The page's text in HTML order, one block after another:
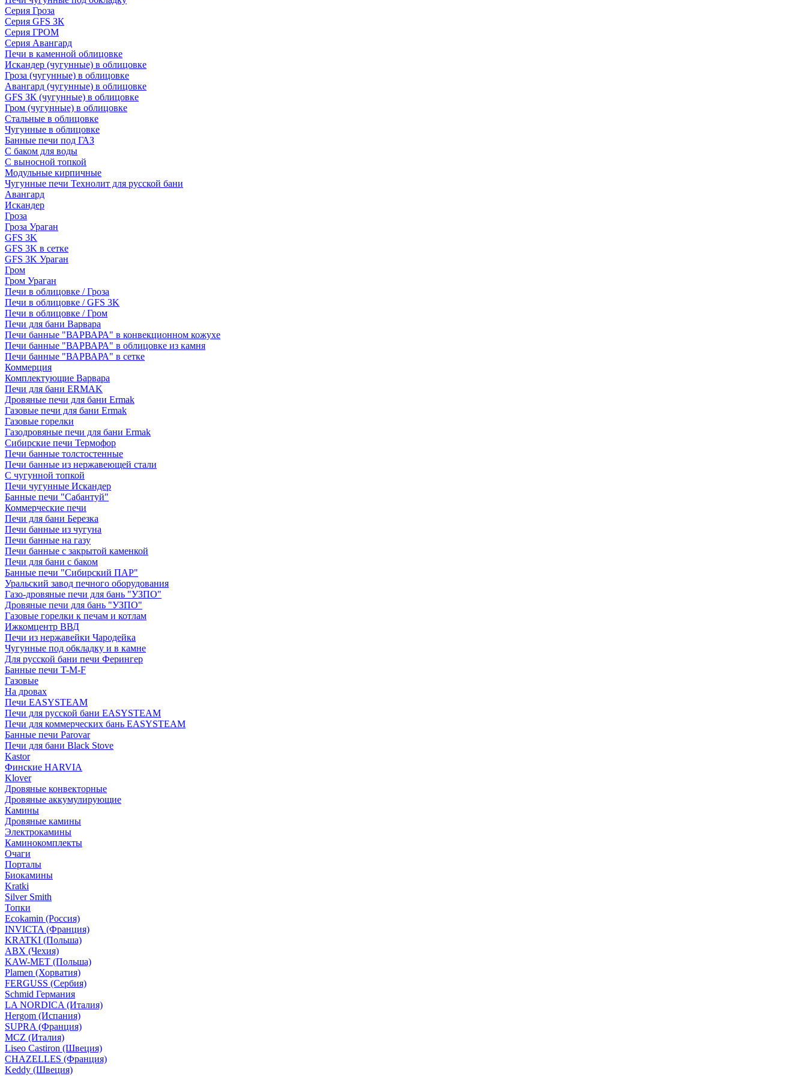
Серия Гроза
Серия GFS ЗК
Серия ГРОМ
Серия Авангард
Печи в каменной облицовке
Искандер (чугунные) в облицовке
Гроза (чугунные) в облицовке
Авангард (чугунные) в облицовке
GFS ЗК (чугунные) в облицовке
Гром (чугунные) в облицовке
Стальные в облицовке
Чугунные в облицовке
Банные печи под ГАЗ
С баком для воды
С выносной топкой
Модульные кирпичные
Чугунные печи Технолит для русской бани
Авангард
Искандер
Гроза
Гроза Ураган
GFS 3K
GFS 3K в сетке
GFS 3K Ураган
Гром
Гром Ураган
Печи в облицовке / Гроза
Печи в облицовке / GFS 3K
Печи в облицовке / Гром
Печи для бани Варвара
Печи банные "ВАРВАРА" в конвекционном кожухе
Печи банные "ВАРВАРА" в облицовке из камня
Печи банные "ВАРВАРА" в сетке
Коммерция
Комплектующие Варвара
Печи для бани ERMAK
Дровяные печи для бани Ermak
Газовые печи для бани Ermak
Газовые горелки
Газодровяные печи для бани Ermak
Сибирские печи Термофор
Печи банные толстостенные
Печи банные из нержавеющей стали
С чугунной топкой
Печи чугунные Искандер
Банные печи "Сабантуй"
Коммерческие печи
Печи для бани Березка
Печи банные из чугуна
Печи банные на газу
Печи банные с закрытой каменкой
Печи для бани с баком
Банные печи "Сибирский ПАР"
Уральский завод печного оборудования
Газо-дровяные печи для бань "УЗПО"
Дровяные печи для бань "УЗПО"
Газовые горелки к печам и котлам
Ижкомцентр ВВД
Печи из нержавейки Чародейка
Чугунные под обкладку и в камне
Для русской бани печи Ферингер
Банные печи T-M-F
Газовые
На дровах
Печи EASYSTEAM
Печи для русской бани EASYSTEAM
Печи для коммерческих бань EASYSTEAM
Банные печи Parovar
Печи для бани Black Stove
Kastor
Финские HARVIA
Klover
Дровяные конвекторные
Дровяные аккумулирующие
Камины
Дровяные камины
Электрокамины
Каминокомплекты
Очаги
Порталы
Биокамины
Kratki
Silver Smith
Топки
Ecokamin (Россия)
INVICTA (Франция)
KRATKI (Польша)
ABX (Чехия)
KAW-MET (Польша)
Plamen (Хорватия)
FERGUSS (Сербия)
Schmid Германия
LA NORDICA (Италия)
Hergom (Испания)
SUPRA (Франция)
MCZ (Италия)
Liseo Castiron (Швеция)
CHAZELLES (Франция)
Keddy (Швеция)